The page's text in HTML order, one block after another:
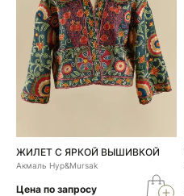
ЖИЛЕТ С ЯРКОЙ ВЫШИВКОЙ
Акмаль Нур&Mursak
Цена по запросу